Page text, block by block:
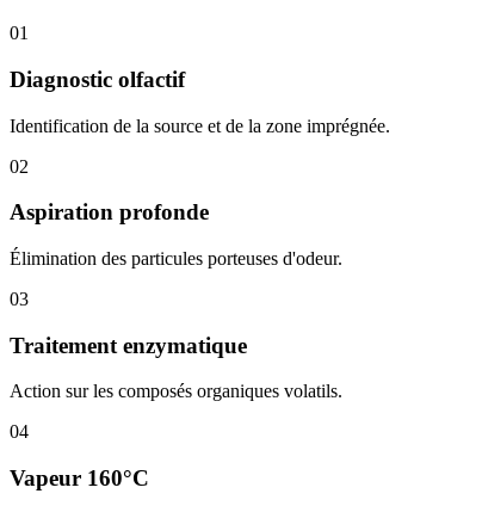
01
Diagnostic olfactif
Identification de la source et de la zone imprégnée.
02
Aspiration profonde
Élimination des particules porteuses d'odeur.
03
Traitement enzymatique
Action sur les composés organiques volatils.
04
Vapeur 160°C